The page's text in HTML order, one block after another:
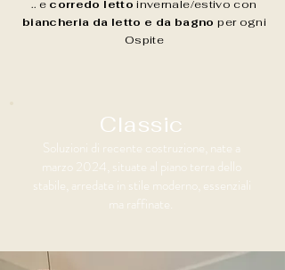
.. e corredo letto invernale/estivo con
biancheria da letto e da bagno per ogni
Ospite
Classic
Soluzioni di recente costruzione, nate a
marzo 2024, situate al piano terra dello
stabile, arredate in stile moderno, essenziali
ma raffinate.